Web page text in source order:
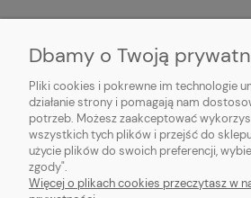
Dbamy o Twoją
Pliki cookies i pokrewne im technologie
działanie strony i pomagają nam
potrzeb. Możesz zaakceptować
wszystkich tych plików i przejść do
użycie plików do swoich preferencji,
zgody".
Więcej o plikach cookies przeczytasz w